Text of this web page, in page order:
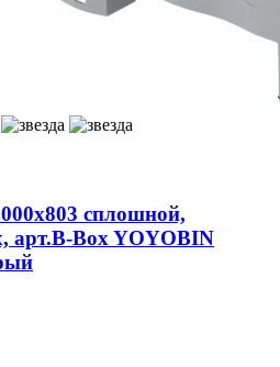
сплошной,
арт.B-Box YOYOBIN